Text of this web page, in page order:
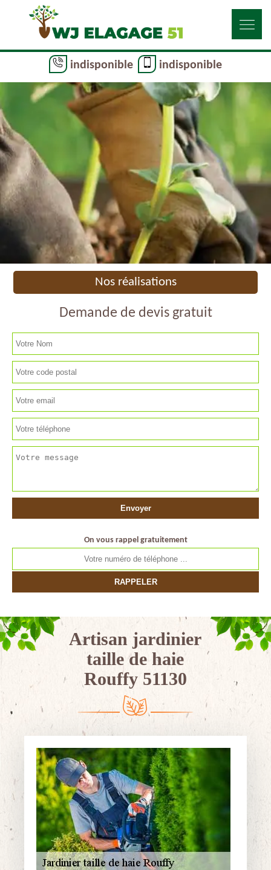
indisponible indisponible
Nos réalisations
Demande de devis gratuit
On vous rappel gratuitement
Artisan jardinier
taille de haie
Rouffy 51130